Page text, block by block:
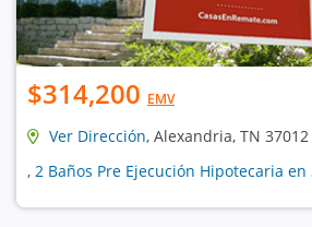
$314,200 EMV
Ver Dirección, Alexandria, TN 37012
, 2 Baños Pre Ejecución Hipotecaria en